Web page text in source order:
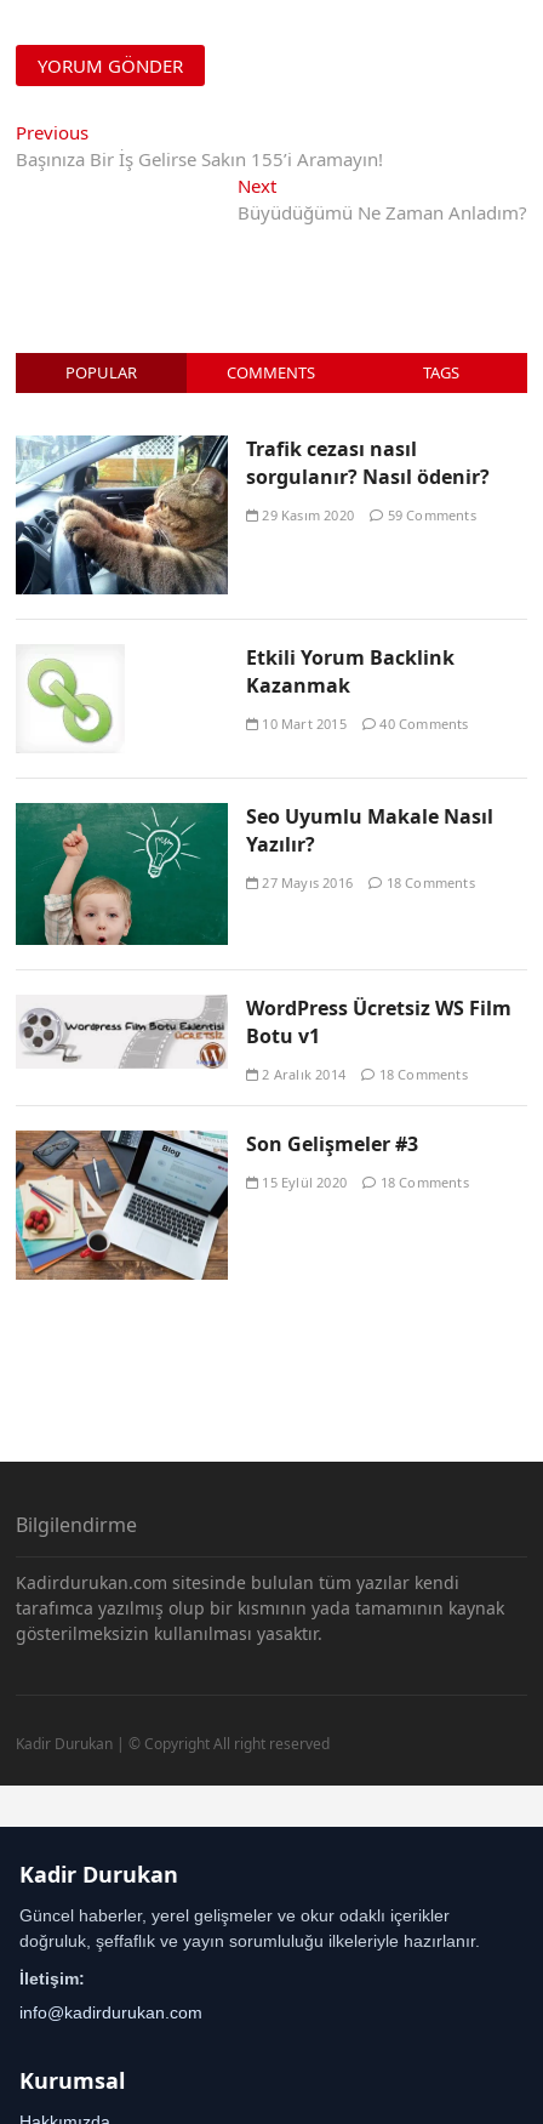
Yazı
gezinmesi
PreviousPrevious
post:
Başınıza Bir İş Gelirse Sakın 155’i Aramayın!
NextNext
post:
Büyüdüğümü Ne Zaman Anladım?
POPULAR COMMENTS TAGS
Trafik cezası nasıl
sorgulanır? Nasıl ödenir?
29 Kasım 2020 59 Comments
Etkili Yorum Backlink
Kazanmak
10 Mart 2015 40 Comments
Seo Uyumlu Makale Nasıl
Yazılır?
27 Mayıs 2016 18 Comments
WordPress Ücretsiz WS Film
Botu v1
2 Aralık 2014 18 Comments
Son Gelişmeler #3
15 Eylül 2020 18 Comments
Bilgilendirme
Kadirdurukan.com sitesinde bululan tüm yazılar kendi
tarafımca yazılmış olup bir kısmının yada tamamının kaynak
gösterilmeksizin kullanılması yasaktır.
Kadir Durukan | © Copyright All right reserved
Kadir Durukan
Güncel haberler, yerel gelişmeler ve okur odaklı içerikler
doğruluk, şeffaflık ve yayın sorumluluğu ilkeleriyle hazırlanır.
İletişim:
info@kadirdurukan.com
Kurumsal